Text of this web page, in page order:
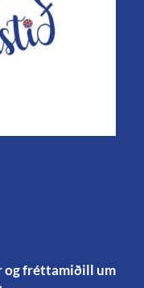
og fréttamiðill um